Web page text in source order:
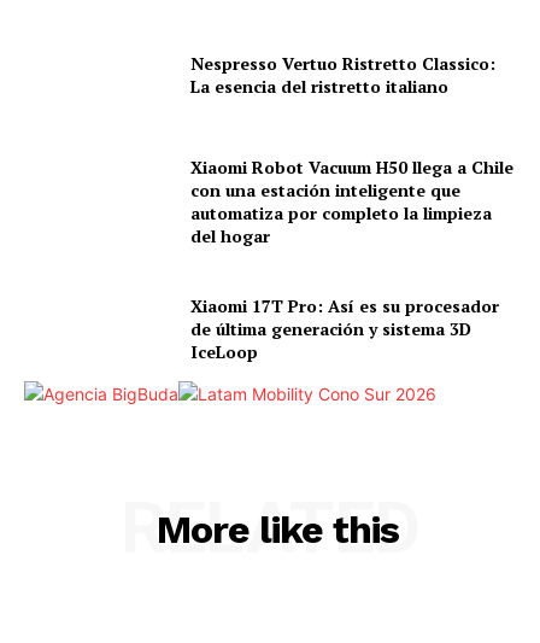
Nespresso Vertuo Ristretto Classico:
La esencia del ristretto italiano
Xiaomi Robot Vacuum H50 llega a Chile
con una estación inteligente que
automatiza por completo la limpieza
del hogar
Xiaomi 17T Pro: Así es su procesador
de última generación y sistema 3D
IceLoop
More like this
RELATED